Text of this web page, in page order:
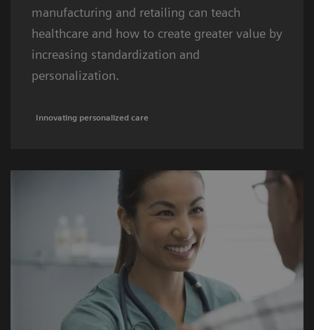
manufacturing and retailing can teach
healthcare and how to create greater value by
increasing standardization and
personalization.
Innovating personalized care